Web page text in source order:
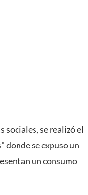
sociales, se realizó el
donde se expuso un
un consumo